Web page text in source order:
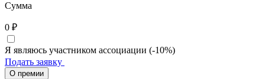
Сумма
0 ₽
Я являюсь участником ассоциации (-10%)
Подать заявку
О премии